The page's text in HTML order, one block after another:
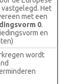
Het
met een
0.
en
wordt